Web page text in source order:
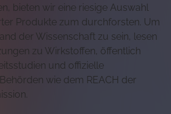
bieten wir eine riesige Auswahl
Produkte zum durchforsten. Um
der Wissenschaft zu sein, lesen
zu Wirkstoffen, öffentlich
und offizielle
wie dem REACH der